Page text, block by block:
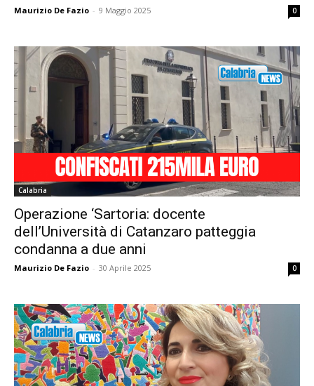
Maurizio De Fazio - 9 Maggio 2025 0
Calabria
Operazione ‘Sartoria: docente
dell’Università di Catanzaro patteggia
condanna a due anni
Maurizio De Fazio - 30 Aprile 2025 0